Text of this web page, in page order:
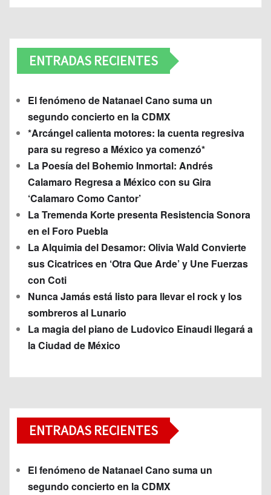
ENTRADAS RECIENTES
El fenómeno de Natanael Cano suma un
segundo concierto en la CDMX
*Arcángel calienta motores: la cuenta regresiva
para su regreso a México ya comenzó*
La Poesía del Bohemio Inmortal: Andrés
Calamaro Regresa a México con su Gira
‘Calamaro Como Cantor’
La Tremenda Korte presenta Resistencia Sonora
en el Foro Puebla
La Alquimia del Desamor: Olivia Wald Convierte
sus Cicatrices en ‘Otra Que Arde’ y Une Fuerzas
con Coti
Nunca Jamás está listo para llevar el rock y los
sombreros al Lunario
La magia del piano de Ludovico Einaudi llegará a
la Ciudad de México
ENTRADAS RECIENTES
El fenómeno de Natanael Cano suma un
segundo concierto en la CDMX